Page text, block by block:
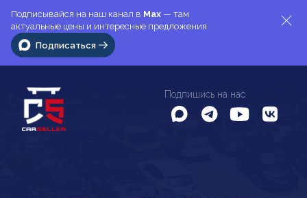
Подписывайся на наш канал в Max — там
актуальные цены и интересные предложения
Подписаться
Подпишись на нас